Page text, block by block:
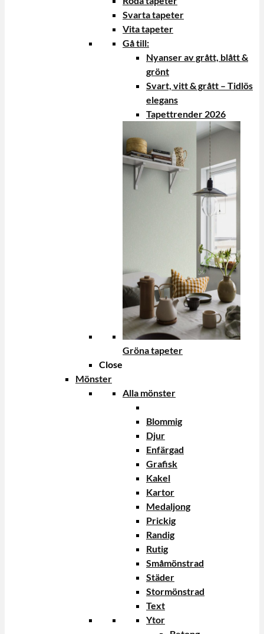
Svarta tapeter
Vita tapeter
Gå till:
Nyanser av grått, blått &
grönt
Svart, vitt & grått – Tidlös
elegans
Tapettrender 2026
Gröna tapeter
Close
Mönster
Alla mönster
Blommig
Djur
Enfärgad
Grafisk
Kakel
Kartor
Medaljong
Prickig
Randig
Rutig
Småmönstrad
Städer
Stormönstrad
Text
Ytor